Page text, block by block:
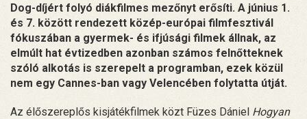
Dog-díjért folyó diákfilmes mezőnyt erősíti. A június 1.
és 7. között rendezett közép-európai filmfesztivál
fókuszában a gyermek- és ifjúsági filmek állnak, az
elmúlt hat évtizedben azonban számos felnőtteknek
szóló alkotás is szerepelt a programban, ezek közül
nem egy Cannes-ban vagy Velencében folytatta útját.
Az élőszereplős kisjátékfilmek közt Füzes Dániel Hogyan